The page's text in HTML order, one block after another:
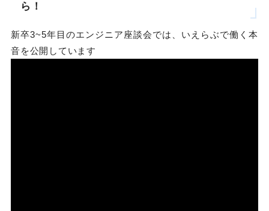
ら！
新卒3~5年目のエンジニア座談会では、いえらぶで働く本
音を公開しています